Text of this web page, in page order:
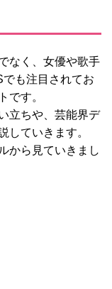
なく、女優や歌手
も注目されてお
です。
立ちや、芸能界デ
していきます。
から見ていきまし